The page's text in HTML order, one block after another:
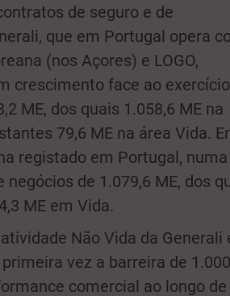
de seguro e de
que em Portugal opera
(nos Açores) e LOGO,
crescimento face ao exercício
ME, dos quais 1.058,6 ME na
79,6 ME na área Vida.
registado em Portugal,
de 1.079,6 ME, dos
ME em Vida.
Não Vida da Generali
vez a barreira de
comercial ao longo de